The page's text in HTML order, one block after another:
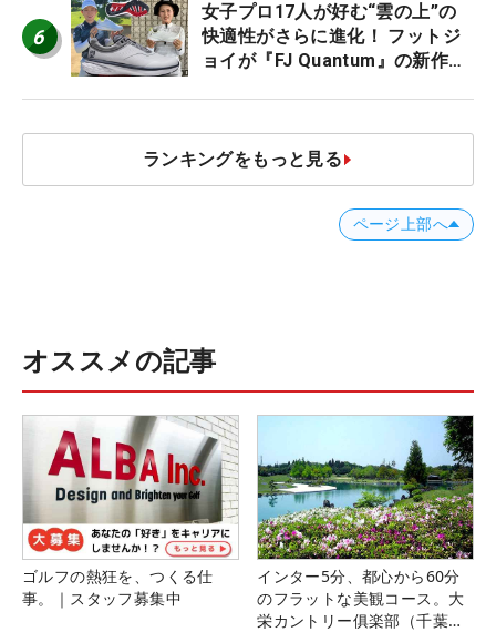
6
女子プロ17人が好む“雲の上”の
快適性がさらに進化！ フットジ
ョイが『FJ Quantum』の新作を
ランキングをもっと見る
ページ上部へ
オススメの記事
ゴルフの熱狂を、つくる仕
事。｜スタッフ募集中
インター5分、都心から60分
のフラットな美観コース。大
栄カントリー俱楽部（千葉